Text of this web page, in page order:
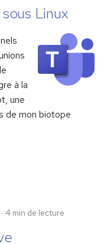
Linux
à la
une
de mon biotope
4 min de lecture